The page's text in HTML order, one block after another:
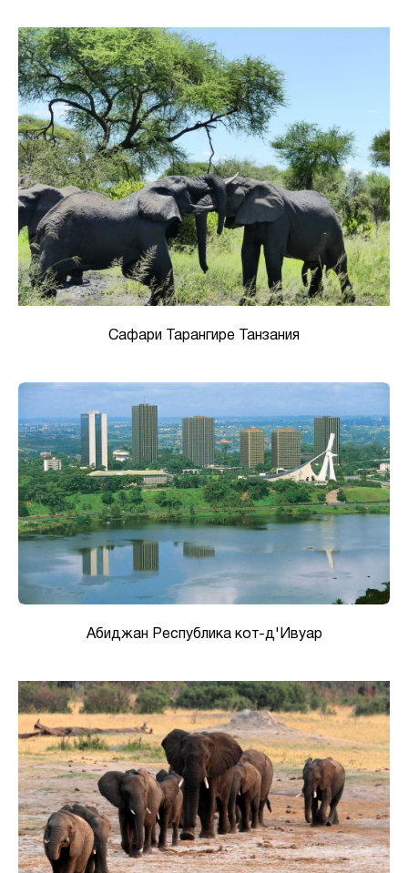
Сафари Тарангире Танзания
Абиджан Республика кот-д'Ивуар